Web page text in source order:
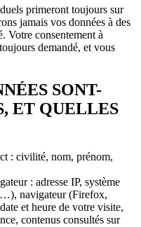
primeront toujours sur
jamais vos données à des
Votre consentement à
demandé, et vous
SONT-
ET QUELLES
: civilité, nom, prénom,
: adresse IP, système
navigateur (Firefox,
et heure de votre visite,
contenus consultés sur